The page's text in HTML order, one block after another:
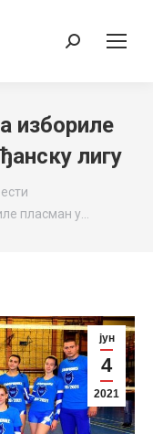
Search:
избориле
лигу
пласман у…
јун
4
2021